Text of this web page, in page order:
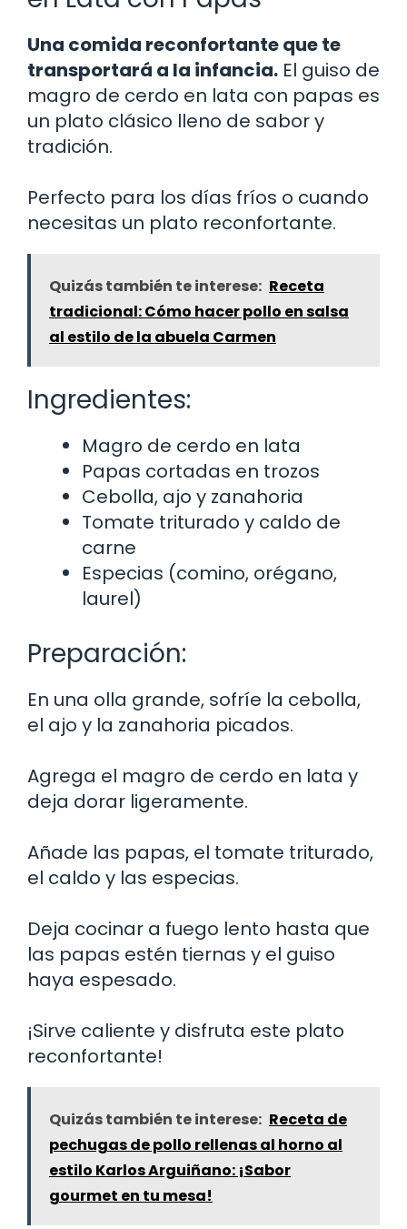
Una comida reconfortante que te
transportará a la infancia. El guiso de
magro de cerdo en lata con papas es
un plato clásico lleno de sabor y
tradición.
Perfecto para los días fríos o cuando
necesitas un plato reconfortante.
Quizás también te interese: Receta
tradicional: Cómo hacer pollo en salsa
al estilo de la abuela Carmen
Ingredientes:
Magro de cerdo en lata
Papas cortadas en trozos
Cebolla, ajo y zanahoria
Tomate triturado y caldo de
carne
Especias (comino, orégano,
laurel)
Preparación:
En una olla grande, sofríe la cebolla,
el ajo y la zanahoria picados.
Agrega el magro de cerdo en lata y
deja dorar ligeramente.
Añade las papas, el tomate triturado,
el caldo y las especias.
Deja cocinar a fuego lento hasta que
las papas estén tiernas y el guiso
haya espesado.
¡Sirve caliente y disfruta este plato
reconfortante!
Quizás también te interese: Receta de
pechugas de pollo rellenas al horno al
estilo Karlos Arguiñano: ¡Sabor
gourmet en tu mesa!